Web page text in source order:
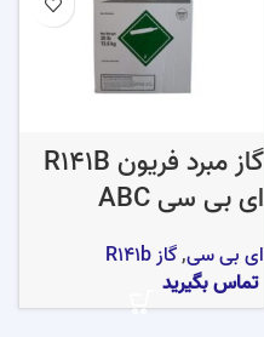
گاز مبرد فریون R141B
ای بی سی ABC
ای بی سی,گاز R141b
تماس بگیرید